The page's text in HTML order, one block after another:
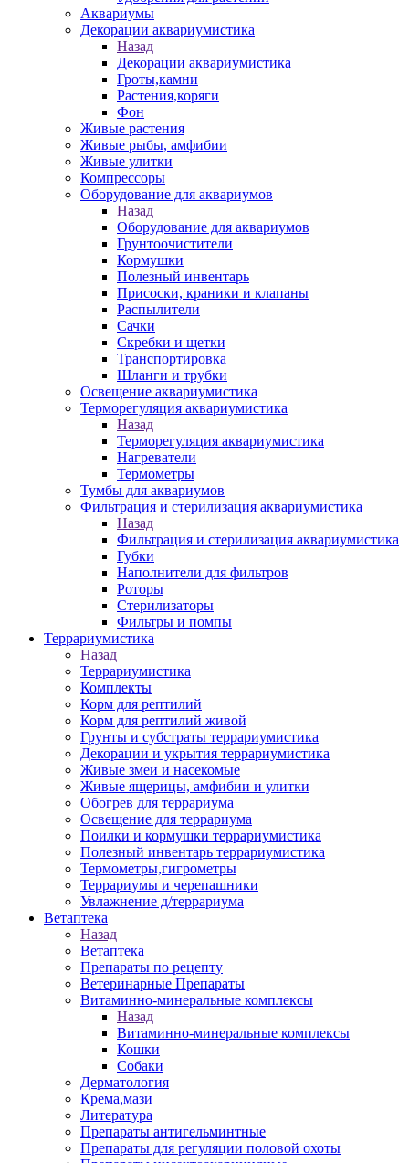
Аквариумы
Декорации аквариумистика
Назад
Декорации аквариумистика
Гроты,камни
Растения,коряги
Фон
Живые растения
Живые рыбы, амфибии
Живые улитки
Компрессоры
Оборудование для аквариумов
Назад
Оборудование для аквариумов
Грунтоочистители
Кормушки
Полезный инвентарь
Присоски, краники и клапаны
Распылители
Сачки
Скребки и щетки
Транспортировка
Шланги и трубки
Освещение аквариумистика
Терморегуляция аквариумистика
Назад
Терморегуляция аквариумистика
Нагреватели
Термометры
Тумбы для аквариумов
Фильтрация и стерилизация аквариумистика
Назад
Фильтрация и стерилизация аквариумистика
Губки
Наполнители для фильтров
Роторы
Стерилизаторы
Фильтры и помпы
Террариумистика
Назад
Террариумистика
Комплекты
Корм для рептилий
Корм для рептилий живой
Грунты и субстраты террариумистика
Декорации и укрытия террариумистика
Живые змеи и насекомые
Живые ящерицы, амфибии и улитки
Обогрев для террариума
Освещение для террариума
Поилки и кормушки террариумистика
Полезный инвентарь террариумистика
Термометры,гигрометры
Террариумы и черепашники
Увлажнение д/террариума
Ветаптека
Назад
Ветаптека
Препараты по рецепту
Ветеринарные Препараты
Витаминно-минеральные комплексы
Назад
Витаминно-минеральные комплексы
Кошки
Собаки
Дерматология
Крема,мази
Литература
Препараты антигельминтные
Препараты для регуляции половой охоты